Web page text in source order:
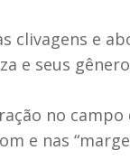
clivagens e
e seus
no
e nas